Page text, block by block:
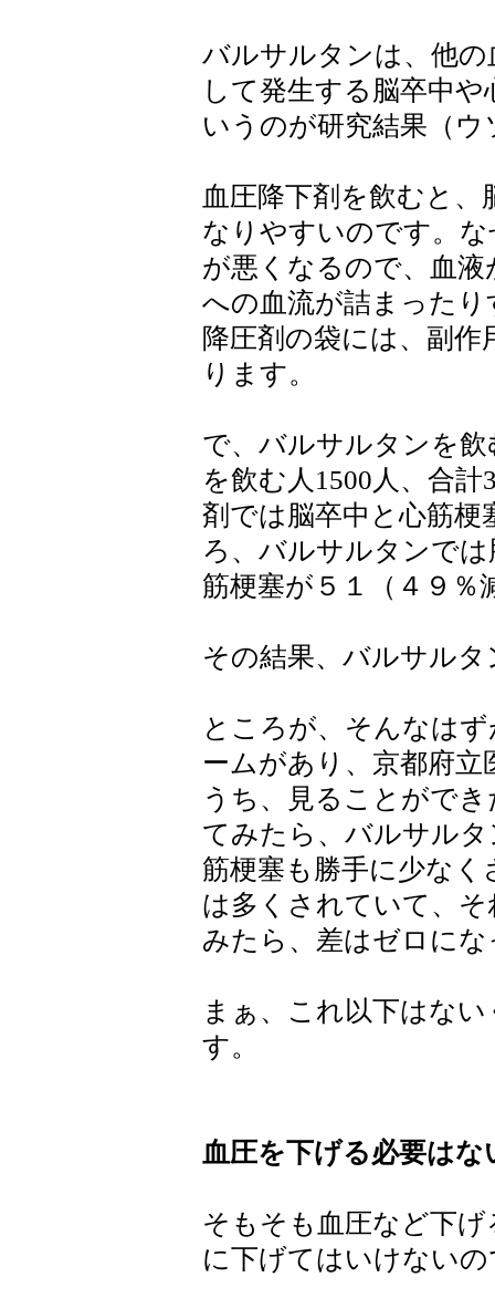
バルサルタンは、他
して発生する脳卒中
いうのが研究結果（
血圧降下剤を飲むと、
なりやすいのです。
が悪くなるので、血
への血流が詰まった
降圧剤の袋には、副
ります。
で、バルサルタンを飲
を飲む人1500人、合
剤では脳卒中と心筋梗
ろ、バルサルタンで
筋梗塞が５１（４９
その結果、バルサル
ところが、そんなは
ームがあり、京都府立
うち、見ることがで
てみたら、バルサル
筋梗塞も勝手に少な
は多くされていて、
みたら、差はゼロに
まぁ、これ以下はな
す。
血圧を下げる必要はな
そもそも血圧など下
に下げてはいけない